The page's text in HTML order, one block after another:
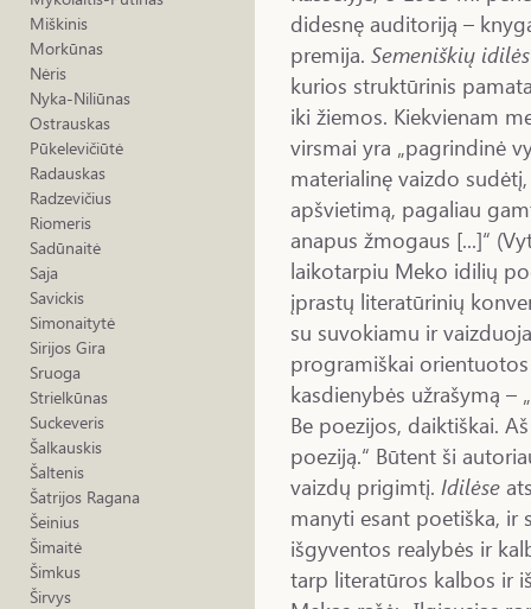
Miškinis
Morkūnas
Nėris
Nyka-Niliūnas
Ostrauskas
Pūkelevičiūtė
Radauskas
Radzevičius
Riomeris
Sadūnaitė
Saja
Savickis
Simonaitytė
Sirijos Gira
Sruoga
Strielkūnas
Suckeveris
Šalkauskis
Šaltenis
Šatrijos Ragana
Šeinius
Šimaitė
Šimkus
Širvys
didesnę auditoriją –
premija. Semeniškių idilės
kurios struktūrinis
iki žiemos. Kiekvienam
virsmai yra „pagrindinė
materialinę vaizdo
apšvietimą, pagaliau
anapus žmogaus [...]“
laikotarpiu Meko idilių
įprastų literatūrinių
su suvokiamu ir
programiškai
kasdienybės užrašymą –
Be poezijos, daiktiškai.
poeziją.“ Būtent ši
vaizdų prigimtį. Idilėse
manyti esant poetiška, ir
išgyventos realybės ir
tarp literatūros kalbos ir